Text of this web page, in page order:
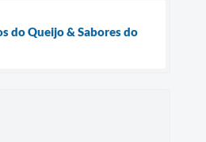
do Queijo & Sabores do